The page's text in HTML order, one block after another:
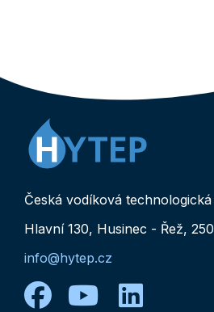
Česká vodíková
Hlavní 130, Husinec - Řež,
info@hytep.cz
facebook
youtube